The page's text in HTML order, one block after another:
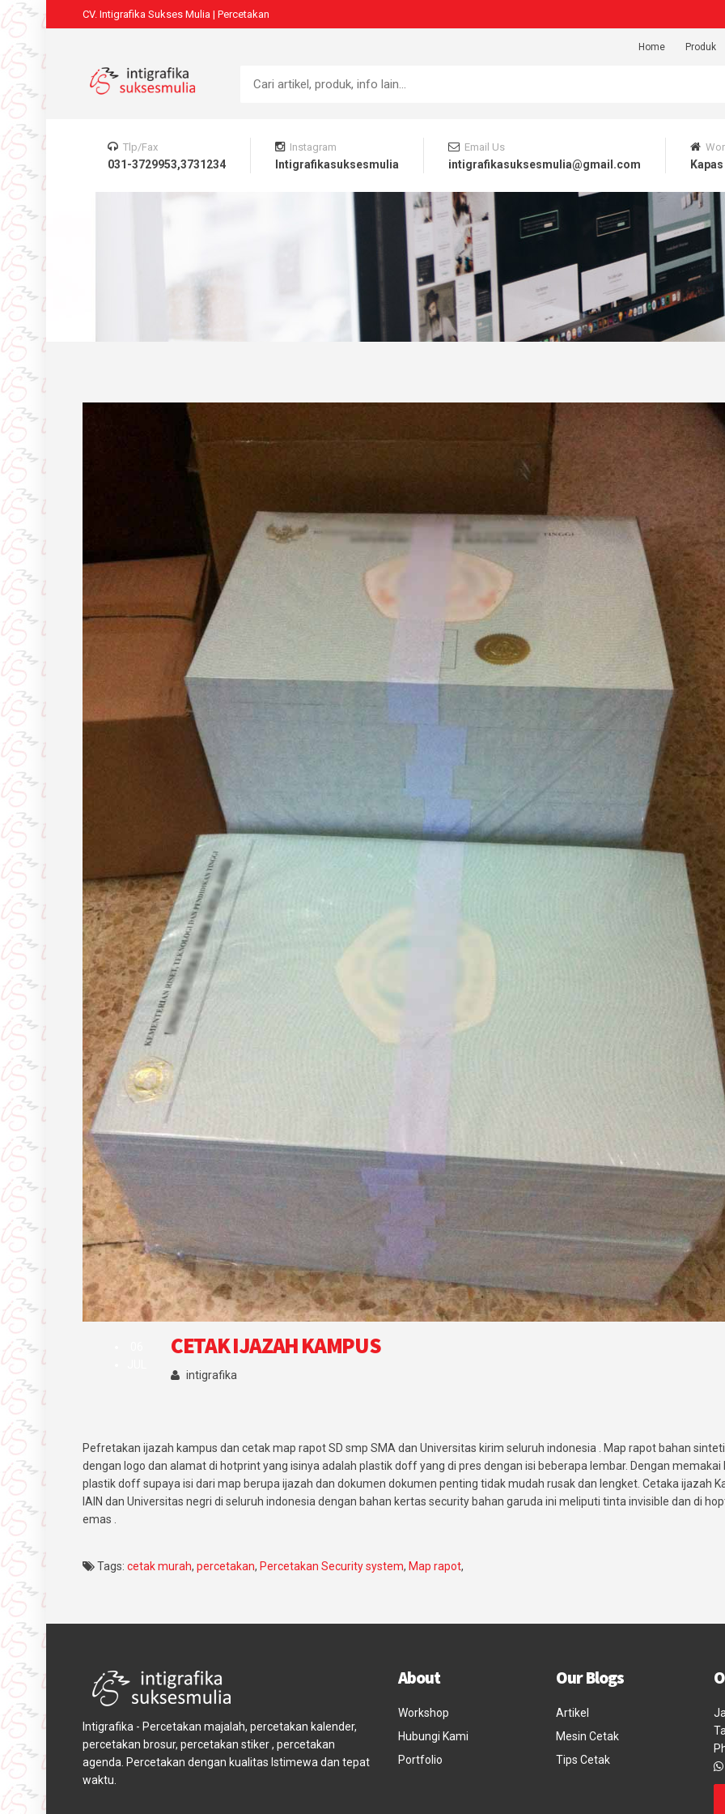
CV. Intigrafika Sukses Mulia | Percetakan
Home Produk
Home
Tlp/Fax
031-3729953,3731234
Instagram
Intigrafikasuksesmulia
Email Us
intigrafikasuksesmulia@gmail.com
CETAK IJAZAH KAMPUS
intigrafika
Pefretakan ijazah kampus dan cetak map rapot SD smp SMA dan Universitas kirim seluruh indonesia . Map rapot bahan
dengan logo dan alamat di hotprint yang isinya adalah plastik doff yang di pres dengan isi beberapa lembar. Dengan memakai
plastik doff supaya isi dari map berupa ijazah dan dokumen dokumen penting tidak mudah rusak dan lengket. Cetaka ijazah
IAIN dan Universitas negri di seluruh indonesia dengan bahan kertas security bahan garuda ini meliputi tinta invisible dan di
emas .
Tags: cetak murah, percetakan, Percetakan Security system, Map rapot,
Intigrafika - Percetakan majalah, percetakan kalender,
percetakan brosur, percetakan stiker , percetakan
agenda. Percetakan dengan kualitas Istimewa dan tepat
waktu.
About
Workshop
Hubungi Kami
Portfolio
Our Blogs
Artikel
Mesin Cetak
Tips Cetak